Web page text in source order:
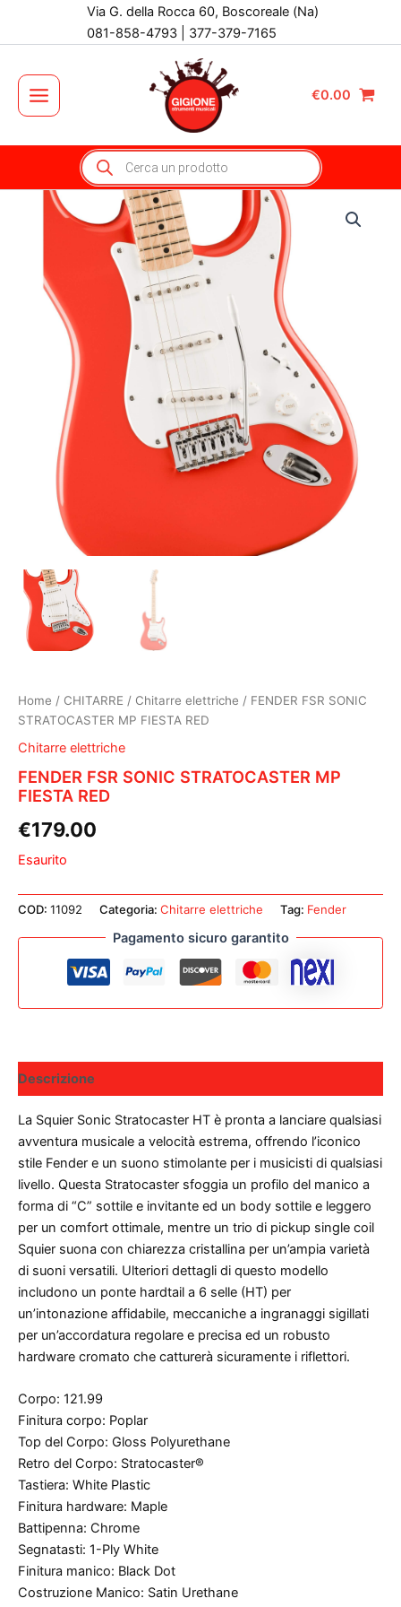
Via G. della Rocca 60, Boscoreale (Na)
081-858-4793 | 377-379-7165
Main
Menu
€0.00
Products
search
Home / CHITARRE / Chitarre elettriche / FENDER FSR SONIC
STRATOCASTER MP FIESTA RED
Chitarre elettriche
FENDER FSR SONIC STRATOCASTER MP
FIESTA RED
€179.00
Esaurito
COD: 11092 Categoria: Chitarre elettriche Tag: Fender
Pagamento sicuro garantito
Descrizione
La Squier Sonic Stratocaster HT è pronta a lanciare qualsiasi
avventura musicale a velocità estrema, offrendo l’iconico
stile Fender e un suono stimolante per i musicisti di qualsiasi
livello. Questa Stratocaster sfoggia un profilo del manico a
forma di “C” sottile e invitante ed un body sottile e leggero
per un comfort ottimale, mentre un trio di pickup single coil
Squier suona con chiarezza cristallina per un’ampia varietà
di suoni versatili. Ulteriori dettagli di questo modello
includono un ponte hardtail a 6 selle (HT) per
un’intonazione affidabile, meccaniche a ingranaggi sigillati
per un’accordatura regolare e precisa ed un robusto
hardware cromato che catturerà sicuramente i riflettori.
Corpo: 121.99
Finitura corpo: Poplar
Top del Corpo: Gloss Polyurethane
Retro del Corpo: Stratocaster®
Tastiera: White Plastic
Finitura hardware: Maple
Battipenna: Chrome
Segnatasti: 1-Ply White
Finitura manico: Black Dot
Costruzione Manico: Satin Urethane